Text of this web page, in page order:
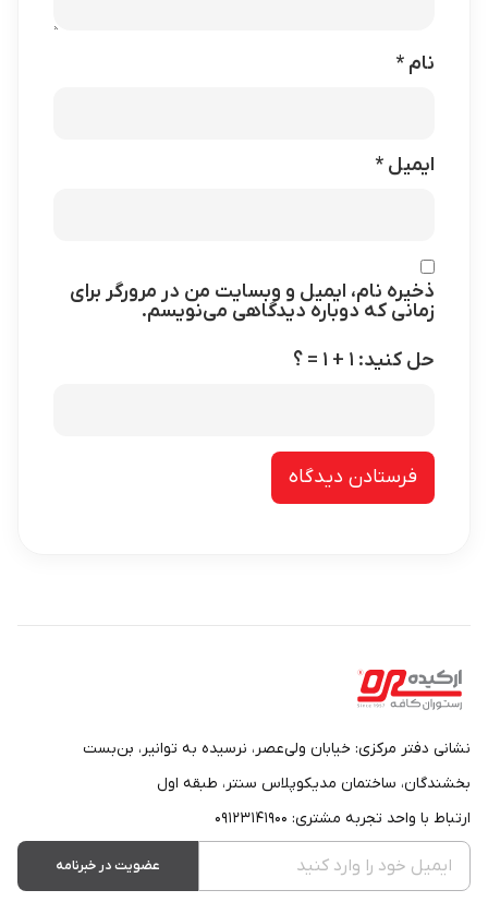
نام *
ایمیل *
ذخیره نام، ایمیل و وبسایت من در مرورگر برای
زمانی که دوباره دیدگاهی می‌نویسم.
حل کنید: ۱ + ۱ = ؟
نشانی دفتر مرکزی: خیابان ولی‌عصر، نرسیده به توانیر، بن‌بست
بخشندگان، ساختمان مدیکوپلاس سنتر، طبقه اول
ارتباط با واحد تجربه مشتری: ۰۹۱۲۳۱۴۱۹۰۰
عضویت در خبرنامه